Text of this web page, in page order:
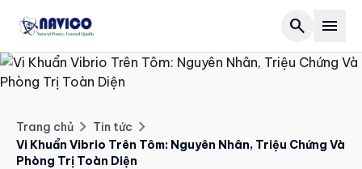
search menu
Trang chủ
Giới thiệu
Sản phẩm
expand_more
Trang chủ chevron_right Tin tức chevron_right
Vi Khuẩn Vibrio Trên Tôm: Nguyên Nhân, Triệu Chứng Và
Phòng Trị Toàn Diện